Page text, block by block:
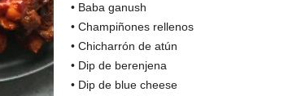
• Baba ganush
• Champiñones rellenos
• Chicharrón de atún
• Dip de berenjena
• Dip de blue cheese